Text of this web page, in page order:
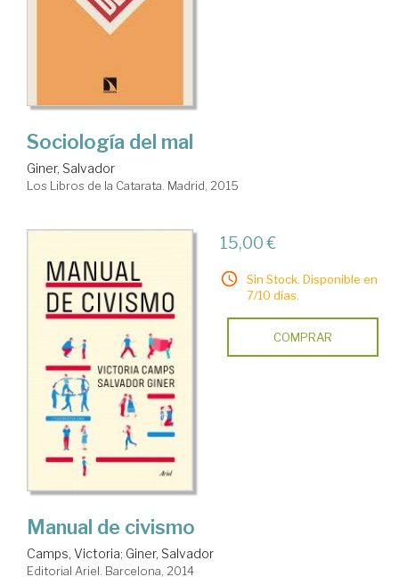
Sociología del mal
Giner, Salvador
Los Libros de la Catarata. Madrid, 2015
15,00 €
Sin Stock. Disponible en
7/10 días.
COMPRAR
Manual de civismo
Camps, Victoria; Giner, Salvador
Editorial Ariel. Barcelona, 2014